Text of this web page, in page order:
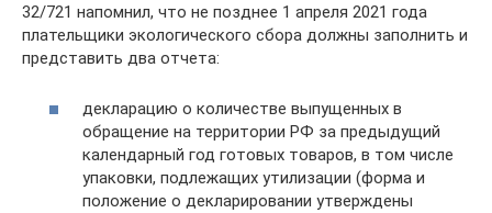
32/721 напомнил, что не позднее 1 апреля 2021 года
плательщики экологического сбора должны заполнить и
представить два отчета:
декларацию о количестве выпущенных в
обращение на территории РФ за предыдущий
календарный год готовых товаров, в том числе
упаковки, подлежащих утилизации (форма и
положение о декларировании утверждены